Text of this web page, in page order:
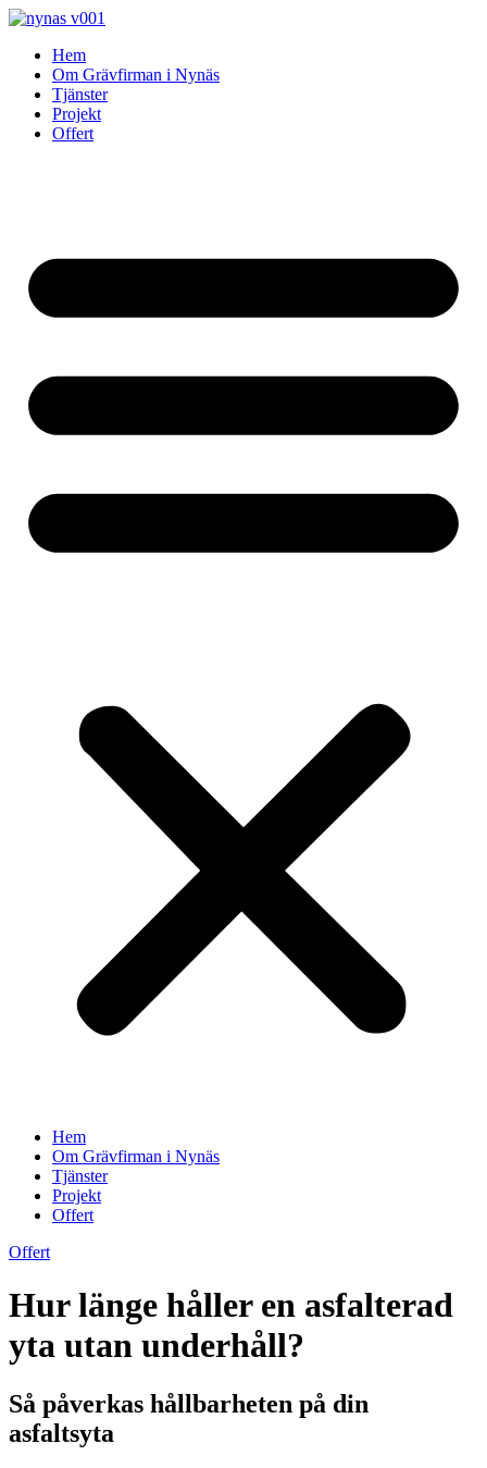
Skip
contentHem
Om Grävfirman i Nynäs
Tjänster
Projekt
Offert
Hem
Om Grävfirman i Nynäs
Tjänster
Projekt
Offert
Offert
Hur länge håller en asfalterad
yta utan underhåll?
Så påverkas hållbarheten på din
asfaltsyta